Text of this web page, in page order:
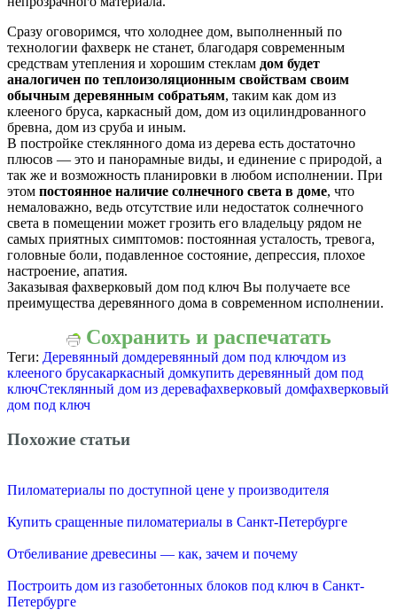
Сразу оговоримся, что холоднее дом, выполненный по
технологии фахверк не станет, благодаря современным
средствам утепления и хорошим стеклам дом будет
аналогичен по теплоизоляционным свойствам своим
обычным деревянным собратьям, таким как дом из
клееного бруса, каркасный дом, дом из оцилиндрованного
бревна, дом из сруба и иным.
В постройке стеклянного дома из дерева есть достаточно
плюсов — это и панорамные виды, и единение с природой, а
так же и возможность планировки в любом исполнении. При
этом постоянное наличие солнечного света в доме, что
немаловажно, ведь отсутствие или недостаток солнечного
света в помещении может грозить его владельцу рядом не
самых приятных симптомов: постоянная усталость, тревога,
головные боли, подавленное состояние, депрессия, плохое
настроение, апатия.
Заказывая фахверковый дом под ключ Вы получаете все
преимущества деревянного дома в современном исполнении.
Сохранить и распечатать
Теги: Деревянный домдеревянный дом под ключдом из
клееного брусакаркасный домкупить деревянный дом под
ключСтеклянный дом из деревафахверковый домфахверковый
дом под ключ
Похожие статьи
Пиломатериалы по доступной цене у производителя
Купить сращенные пиломатериалы в Санкт-Петербурге
Отбеливание древесины — как, зачем и почему
Построить дом из газобетонных блоков под ключ в Санкт-
Петербурге